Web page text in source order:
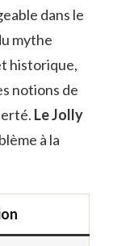
dans le
mythe
historique,
notions de
Le Jolly
à la